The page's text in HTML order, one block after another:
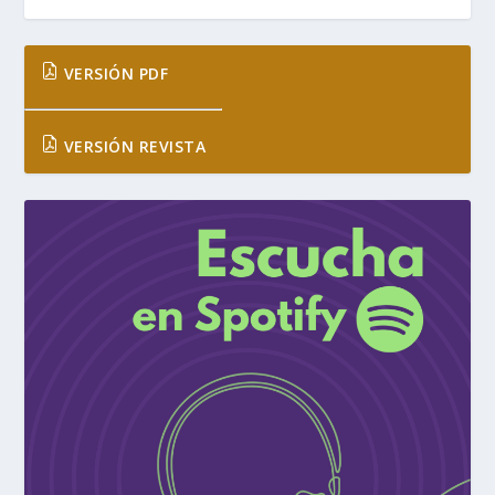
VERSIÓN PDF
VERSIÓN REVISTA